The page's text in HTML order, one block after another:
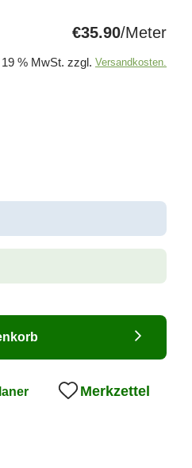
€35.90/Meter
% MwSt. zzgl. Versandkosten.
Merkzettel